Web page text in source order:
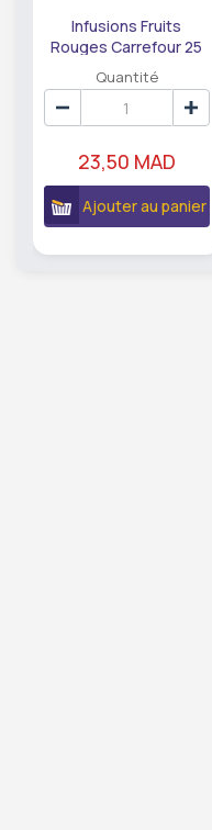
Infusions Fruits
Rouges Carrefour 25
sachets
Quantité
23,50 MAD
Ajouter au panier